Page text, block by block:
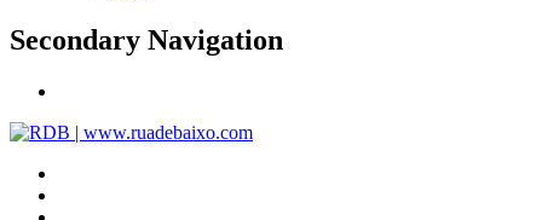
Secondary Navigation